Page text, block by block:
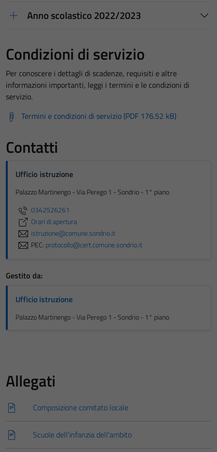
Anno scolastico 2022/2023
Condizioni di servizio
Per conoscere i dettagli di scadenze, requisiti e altre
informazioni importanti, leggi i termini e le condizioni di
servizio.
Termini e condizioni di servizio (PDF 176.52 kB)
Contatti
Ufficio istruzione
Palazzo Martinengo - Via Perego 1 - Sondrio - 1° piano
0342526261
Orari di apertura
istruzione@comune.sondrio.it
PEC: protocollo@cert.comune.sondrio.it
Gestito da:
Ufficio istruzione
Palazzo Martinengo - Via Perego 1 - Sondrio - 1° piano
Allegati
Composizione comitato locale
Scuole dell'infanzia dell'ambito